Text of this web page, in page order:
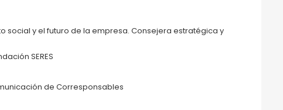
social y el futuro de la empresa. Consejera estratégica y
SERES
de Corresponsables